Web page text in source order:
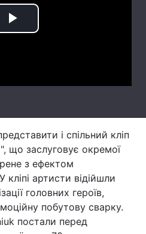
Play
і спільний кліп
що заслуговує окремої
з ефектом
артисти відійшли
головних героїв,
побутову сварку.
постали перед